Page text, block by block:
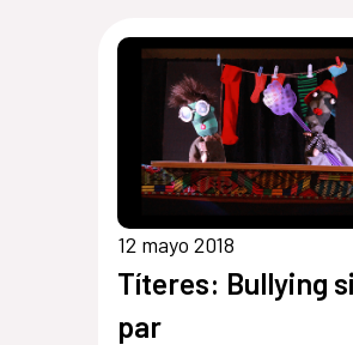
12 mayo 2018
Títeres: Bullying
par